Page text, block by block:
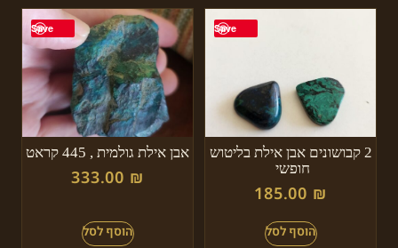
אבני חן
Save
2 קבושונים אבן אילת בליטוש
חופשי
185.00 ₪
Save
אבן אילת גולמית , 445 קראט
333.00 ₪